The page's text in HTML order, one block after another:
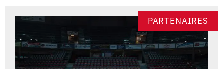
PARTENAIRES